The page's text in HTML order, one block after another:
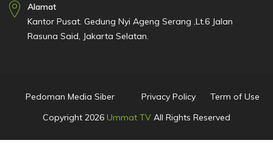
Alamat
Kantor Pusat. Gedung Nyi Ageng Serang ,Lt.6 Jalan
Rasuna Said, Jakarta Selatan.
Pedoman Media Siber Privacy Policy
Term of Use
Copyright 2026 Ummat TV All Rights Reserved